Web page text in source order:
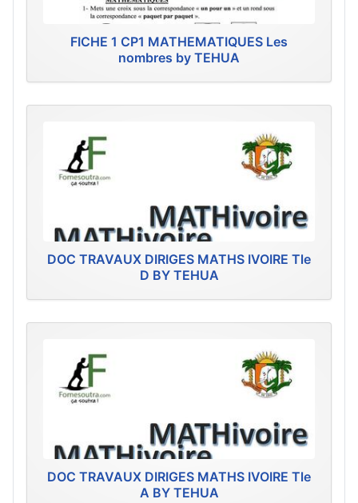
FICHE 1 CP1 MATHEMATIQUES Les
nombres by TEHUA
DOC TRAVAUX DIRIGES MATHS IVOIRE Tle
D BY TEHUA
DOC TRAVAUX DIRIGES MATHS IVOIRE Tle
A BY TEHUA